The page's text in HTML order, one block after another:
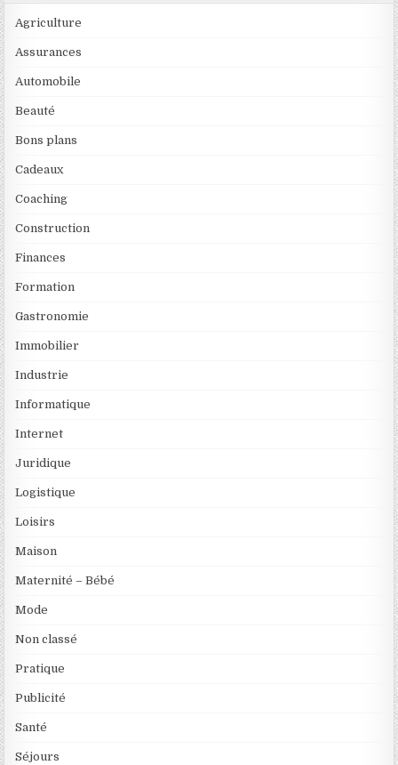
Agriculture
Assurances
Automobile
Beauté
Bons plans
Cadeaux
Coaching
Construction
Finances
Formation
Gastronomie
Immobilier
Industrie
Informatique
Internet
Juridique
Logistique
Loisirs
Maison
Maternité – Bébé
Mode
Non classé
Pratique
Publicité
Santé
Séjours